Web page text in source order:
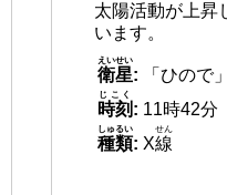
太陽活動が上昇
います。
衛星
えいせい
:
「ひので」
時刻
じこく
: 11時42分
種類
しゅるい
: X線
せん